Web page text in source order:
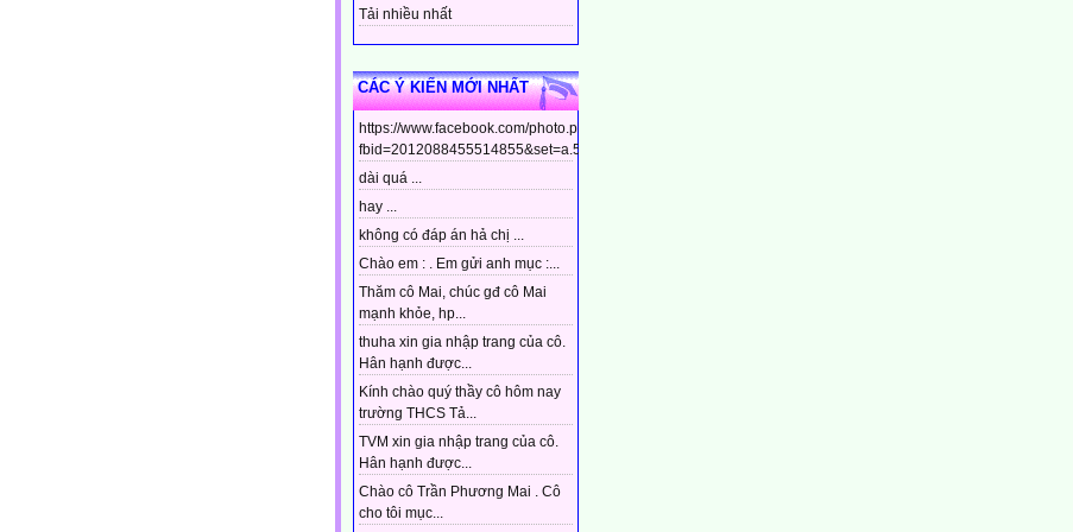
Tải nhiều nhất
CÁC Ý KIẾN MỚI NHẤT
https://www.facebook.com/photo.php?
fbid=2012088455514855&set=a.544799448910437&type=3&theater...
dài quá ...
hay ...
không có đáp án hả chị ...
Chào em : . Em gửi anh mục :...
Thăm cô Mai, chúc gđ cô Mai
mạnh khỏe, hp...
thuha xin gia nhập trang của cô.
Hân hạnh được...
Kính chào quý thầy cô hôm nay
trường THCS Tả...
TVM xin gia nhập trang của cô.
Hân hạnh được...
Chào cô Trần Phương Mai . Cô
cho tôi mục...